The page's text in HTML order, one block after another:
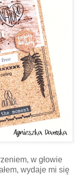
w głowie
wydaje mi się